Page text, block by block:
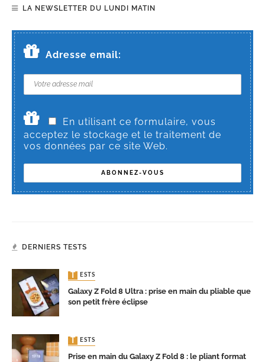
LA NEWSLETTER DU LUNDI MATIN
Adresse email:
En utilisant ce formulaire, vous
acceptez le stockage et le traitement de
vos données par ce site Web.
DERNIERS TESTS
TESTS
Galaxy Z Fold 8 Ultra : prise en main du pliable que
son petit frère éclipse
TESTS
Prise en main du Galaxy Z Fold 8 : le pliant format